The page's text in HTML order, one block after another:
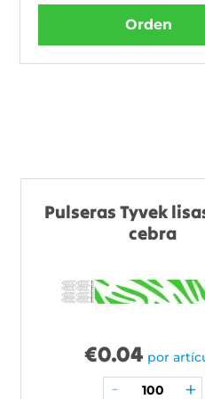
Orden
Pulseras Tyvek
cebra
€0.04 por